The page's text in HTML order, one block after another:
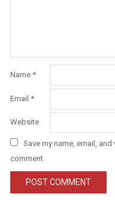
Name *
Email *
Website
Save my name, email,
comment.